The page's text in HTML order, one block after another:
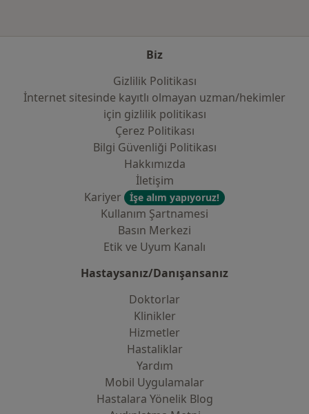
Biz
Gizlilik Politikası
İnternet sitesinde kayıtlı olmayan uzman/hekimler
i̇çin gizlilik politikası
Çerez Politikası
Bilgi Güvenliği Politikası
Hakkımızda
İletişim
Kariyer
İşe alım yapıyoruz!
Kullanım Şartnamesi
Basın Merkezi
Etik ve Uyum Kanalı
Hastaysanız/Danışansanız
Doktorlar
Klinikler
Hizmetler
Hastaliklar
Yardım
Mobil Uygulamalar
Hastalara Yönelik Blog